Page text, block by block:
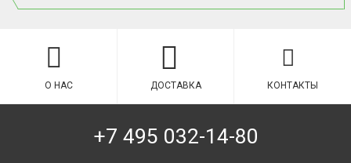
О НАС ДОСТАВКА КОНТАКТЫ
+7 495 032-14-80